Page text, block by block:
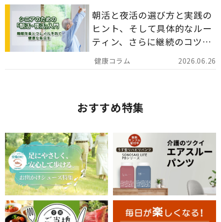
2026.06.26
朝活と夜活の選び方と実践の
ヒント、そして具体的なルー
ティン、さらに継続のコツま
でを詳しくご紹介します。
おすすめ特集